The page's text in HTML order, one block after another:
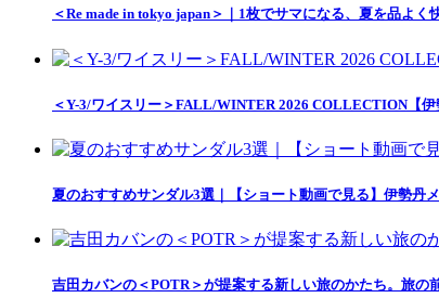
＜Re made in tokyo japan＞｜1枚でサマになる、夏を品よ
＜Y-3/ワイスリー＞FALL/WINTER 2026 COLLECTION【伊
夏のおすすめサンダル3選｜【ショート動画で見る】伊勢丹
吉田カバンの＜POTR＞が提案する新しい旅のかたち。旅の